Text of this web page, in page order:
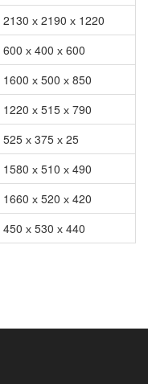
2130 х 2190 х 1220
600 х 400 х 600
1600 х 500 х 850
1220 х 515 х 790
525 х 375 х 25
1580 х 510 х 490
1660 х 520 х 420
450 х 530 х 440